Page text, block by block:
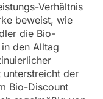
Verhältnis
beweist, wie
die Bio-
den Alltag
der
Bio-Discount